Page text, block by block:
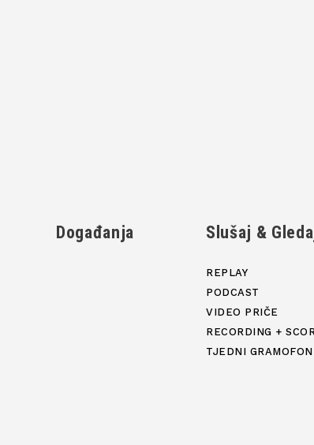
Događanja Slušaj &
REPLAY
PODCAST
VIDEO PRIČE
RECORDING +
TJEDNI GRAMOFON